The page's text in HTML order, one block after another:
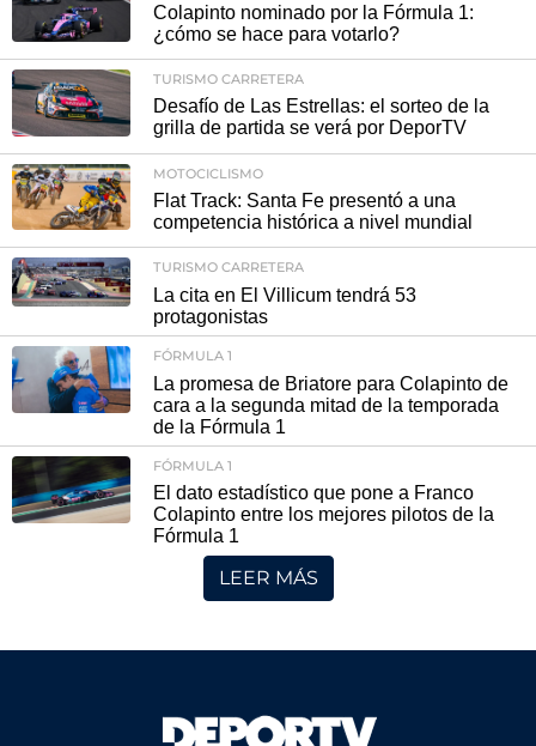
Colapinto nominado por la Fórmula 1:
¿cómo se hace para votarlo?
TURISMO CARRETERA
Desafío de Las Estrellas: el sorteo de la
grilla de partida se verá por DeporTV
MOTOCICLISMO
Flat Track: Santa Fe presentó a una
competencia histórica a nivel mundial
TURISMO CARRETERA
La cita en El Villicum tendrá 53
protagonistas
FÓRMULA 1
La promesa de Briatore para Colapinto de
cara a la segunda mitad de la temporada
de la Fórmula 1
FÓRMULA 1
El dato estadístico que pone a Franco
Colapinto entre los mejores pilotos de la
Fórmula 1
LEER MÁS